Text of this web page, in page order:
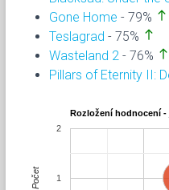
Gone Home - 79% north
Teslagrad - 75% north
Wasteland 2 - 76% north
Pillars of Eternity II:
Rozložení hodnocení
1
2
Počet